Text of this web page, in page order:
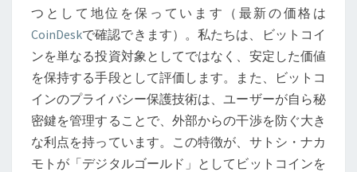
と
教
育
の
重
要
つとして地位を保っています（最新の価格は
CoinDeskで確認できます）。私たちは、ビットコイ
ンを単なる投資対象としてではなく、安定した価値
を保持する手段として評価します。また、ビットコ
インのプライバシー保護技術は、ユーザーが自ら秘
密鍵を管理することで、外部からの干渉を防ぐ大き
な利点を持っています。この特徴が、サトシ・ナカ
モトが「デジタルゴールド」としてビットコインを